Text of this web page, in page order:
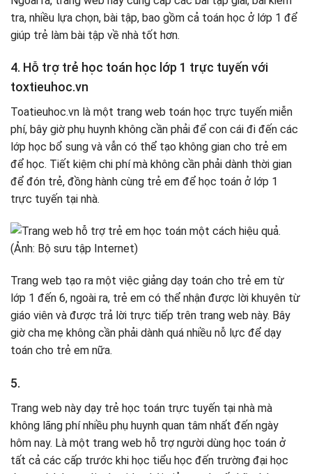
tra, nhiều lựa chọn, bài tập, bao gồm cả toán học ở lớp 1 để
giúp trẻ làm bài tập về nhà tốt hơn.
4. Hỗ trợ trẻ học toán học lớp 1 trực tuyến với
toxtieuhoc.vn
Toatieuhoc.vn là một trang web toán học trực tuyến miễn
phí, bây giờ phụ huynh không cần phải để con cái đi đến các
lớp học bổ sung và vẫn có thể tạo không gian cho trẻ em
để học. Tiết kiệm chi phí mà không cần phải dành thời gian
để đón trẻ, đồng hành cùng trẻ em để học toán ở lớp 1
trực tuyến tại nhà.
Trang web tạo ra một việc giảng dạy toán cho trẻ em từ
lớp 1 đến 6, ngoài ra, trẻ em có thể nhận được lời khuyên từ
giáo viên và được trả lời trực tiếp trên trang web này. Bây
giờ cha mẹ không cần phải dành quá nhiều nỗ lực để dạy
toán cho trẻ em nữa.
5.
Trang web này dạy trẻ học toán trực tuyến tại nhà mà
không lãng phí nhiều phụ huynh quan tâm nhất đến ngày
hôm nay. Là một trang web hỗ trợ người dùng học toán ở
tất cả các cấp trước khi học tiểu học đến trường đại học